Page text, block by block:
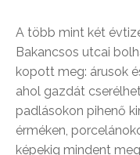
A több mint két
Bakancsos utcai
kopott meg: árusok
ahol gazdát
padlásokon pihenő
érméken,
képekig mindent